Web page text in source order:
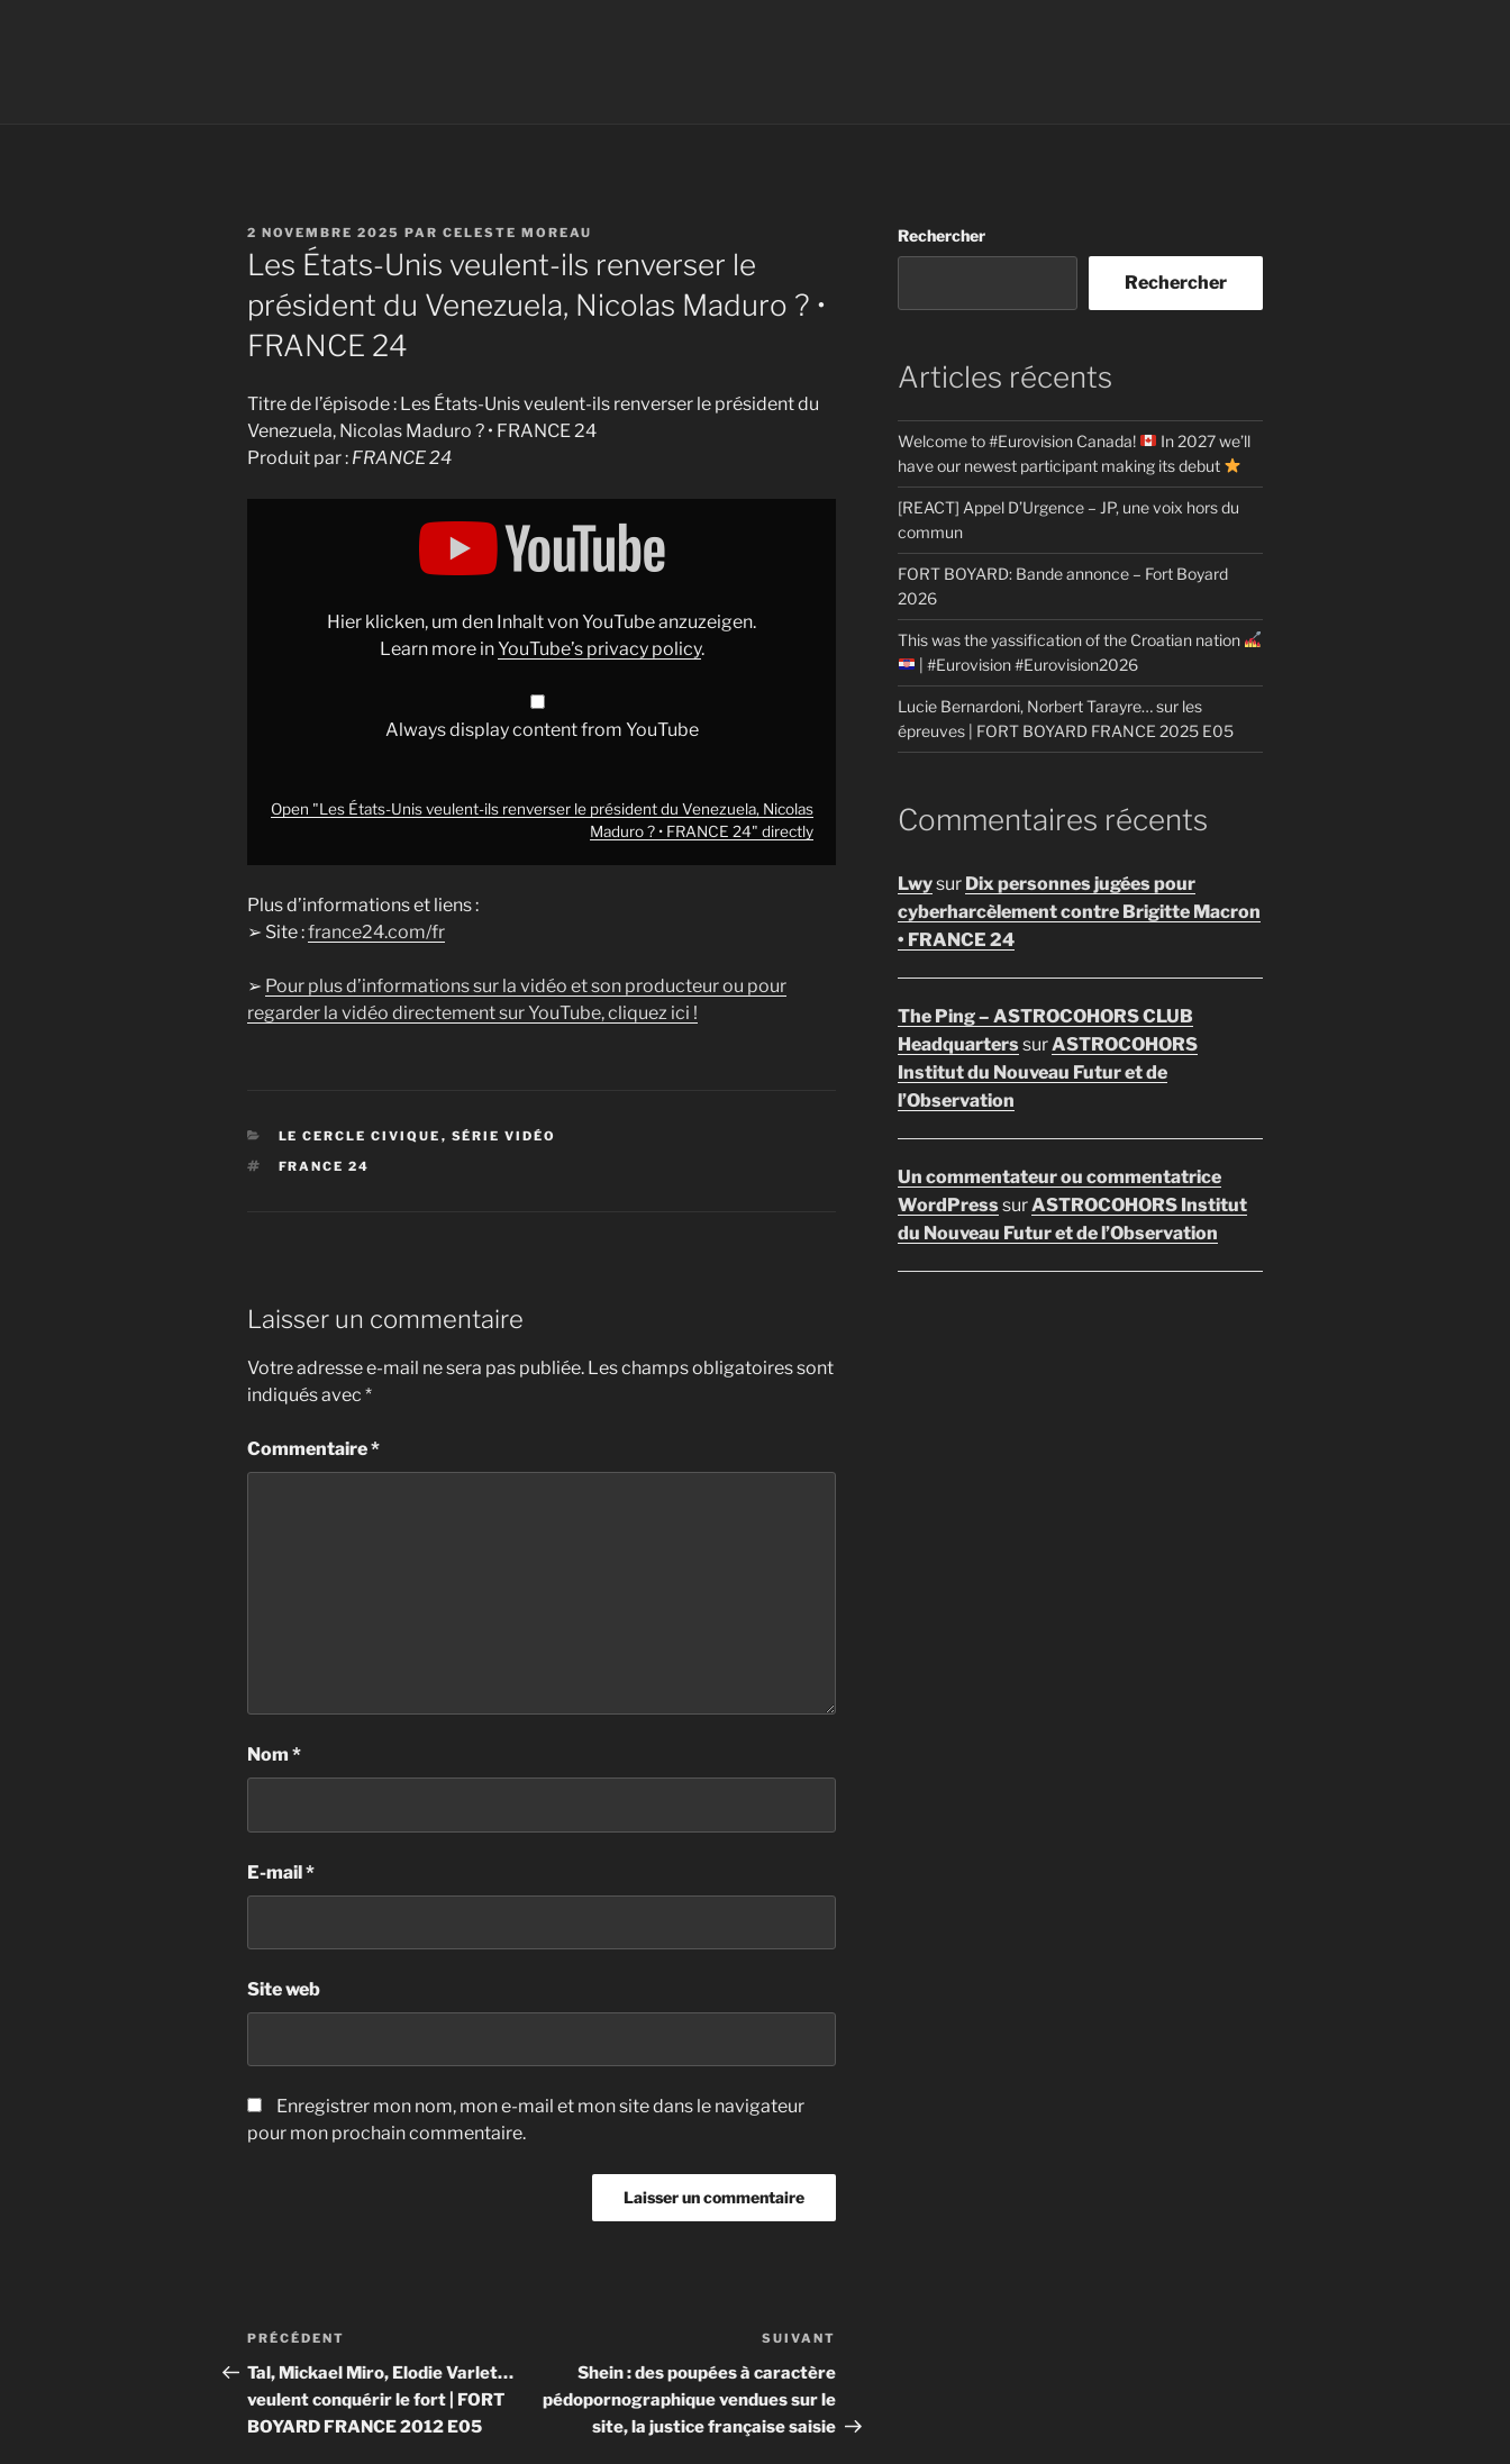
PUBLIÉ
LE
2 NOVEMBRE 2025 PAR CELESTE MOREAU
Les États-Unis veulent-ils renverser le
président du Venezuela, Nicolas Maduro ? •
FRANCE 24
Titre de l’épisode : Les États-Unis veulent-ils renverser le président du
Venezuela, Nicolas Maduro ? • FRANCE 24
Produit par : FRANCE 24
Nicolas
?
FRANCE
24"
YouTube
Hier klicken, um den Inhalt von YouTube anzuzeigen.
Learn more inYouTube’s privacy policy.
Always display content from YouTube
Open "Les États-Unis veulent-ils renverser le président du Venezuela, Nicolas
Maduro ? • FRANCE 24" directly
Plus d’informations et liens :
➢ Site :france24.com/fr
➢ Pour plus d’informations sur la vidéo et son producteur ou pour
regarder la vidéo directement sur YouTube, cliquez ici !
CATÉGORIES
LE CERCLE CIVIQUE , SÉRIE VIDÉO
ÉTIQUETTES
FRANCE 24
Laisser un commentaire
Votre adresse e-mail ne sera pas publiée. Les champs obligatoires sont
indiqués avec *
Commentaire*
Nom *
E-mail*
Site web
Enregistrer mon nom, mon e-mail et mon site dans le navigateur
pour mon prochain commentaire.
Navigation
de
l’article
Article
précédent
PRÉCÉDENT
Tal, Mickael Miro, Elodie Varlet…
veulent conquérir le fort | FORT
BOYARD FRANCE 2012 E05
suivant
SUIVANT
Shein : des poupées à caractère
pédopornographique vendues sur le
site, la justice française saisie
Rechercher
Rechercher
Articles récents
Welcome to #Eurovision Canada!
In 2027 we’ll
have our newest participant making its debut
[REACT] Appel D’Urgence – JP, une voix hors du
commun
FORT BOYARD: Bande annonce – Fort Boyard
2026
This was the yassification of the Croatian nation
| #Eurovision #Eurovision2026
Lucie Bernardoni, Norbert Tarayre… sur les
épreuves | FORT BOYARD FRANCE 2025 E05
Commentaires récents
Lwysur Dix personnes jugées pour
cyberharcèlement contre Brigitte Macron
• FRANCE 24
The Ping – ASTROCOHORS CLUB
HeadquarterssurASTROCOHORS
Institut du Nouveau Futur et de
l’Observation
Un commentateur ou commentatrice
WordPresssurASTROCOHORS Institut
du Nouveau Futur et de l’Observation